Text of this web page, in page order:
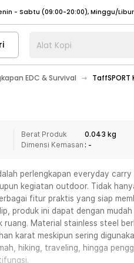
Senin - Jumat (07:00 - 20:00),
- Jumat (08:00 - 20:00), Sabtu -
- Jumat (08:00 - 20:00), Sabtu -
- Sabtu (09:00-20:00), Minggu/
- Sabtu (09:00-20:00), Minggu/
Senin - Jumat (07:00 - 20:00),
- Jumat (08:00 - 20:00), Sabtu -
- Jumat (08:00 - 20:00), Sabtu -
Alat Kopi
EDC & Survival
Berat Produk
0.043 kg
Dimensi Kemasan : -
perlengkapan everyday carry
kegiatan outdoor. Tidak
fitur praktis yang siap
produk ini dapat dengan
Material stainless steel
karat meskipun sering
hiking, traveling, hingga